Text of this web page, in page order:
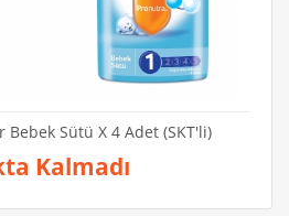
Bebek Sütü X 4 Adet (SKT'li)
Kalmadı